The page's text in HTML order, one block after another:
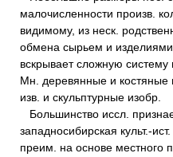
малочисленности произв.
видимому, из неск.
обмена сырьем и
вскрывает сложную систему
Мн. деревянные и костяные
изв. и скульптурные изобр.
Большинство иссл.
западносибирская культ.-
преим. на основе местного